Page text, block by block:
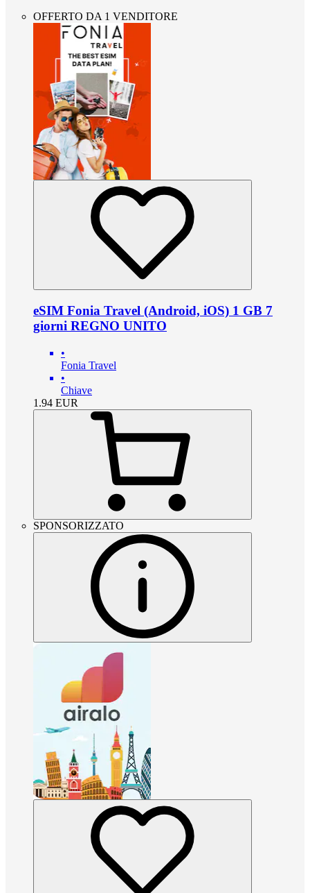
OFFERTO DA 1 VENDITORE
eSIM Fonia Travel (Android, iOS) 1 GB 7
giorni REGNO UNITO
•
Fonia Travel
•
Chiave
1.94 EUR
SPONSORIZZATO